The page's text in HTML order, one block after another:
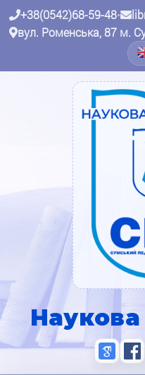
+38(0542)68-59-48•
вул. Роменська, 87 м.
Наукова